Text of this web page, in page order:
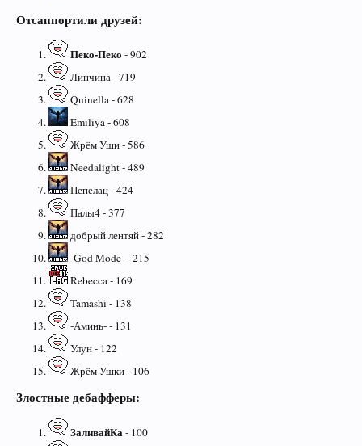
Отсаппортили друзей:
Пеко-Пеко - 902
Линчина - 719
Quinella - 628
Emiliya - 608
Жрём Уши - 586
Needalight - 489
Пепелац - 424
Палы4 - 377
добрый лентяй - 282
-God Mode- - 215
Rebecca - 169
Tamashi - 138
-Аминь- - 131
Улун - 122
Жрём Ушки - 106
Злостные дебафферы:
ЗаливайКа- 100